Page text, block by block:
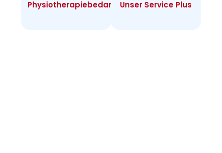
Physiotherapiebedarf Unser Service Plus